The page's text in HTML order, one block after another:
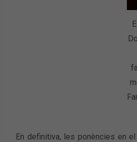
En definitiva, les ponències en